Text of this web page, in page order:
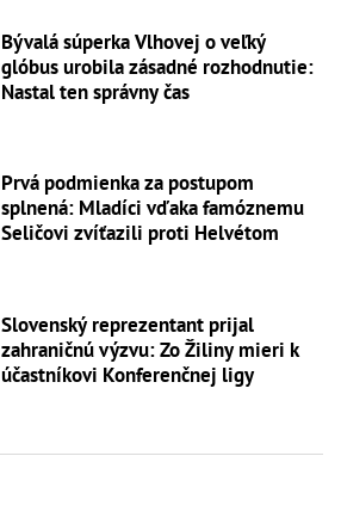
Bývalá súperka Vlhovej o veľký
glóbus urobila zásadné rozhodnutie:
Nastal ten správny čas
Prvá podmienka za postupom
splnená: Mladíci vďaka famóznemu
Seličovi zvíťazili proti Helvétom
Slovenský reprezentant prijal
zahraničnú výzvu: Zo Žiliny mieri k
účastníkovi Konferenčnej ligy